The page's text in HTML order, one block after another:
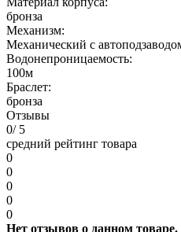
бронза
Механизм:
Механический с
Водонепроницаемость:
100м
Браслет:
бронза
Отзывы
0/ 5
средний рейтинг товара
0
0
0
0
0
Нет отзывов о данном